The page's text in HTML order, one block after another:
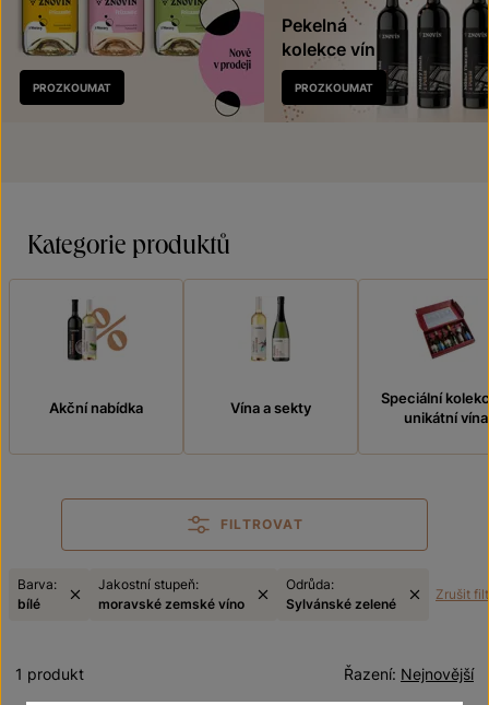
Nově
v prodeji
PROZKOUMAT
Pekelná
kolekce vín
PROZKOUMAT
Kategorie produktů
Akční nabídka Vína a sekty
Speciální
unikátní vína
FILTROVAT
Barva:
bílé
Jakostní stupeň:
moravské zemské víno
Odrůda:
Sylvánské zelené
Zrušit
Nejnovější
Řazení:
1 produkt